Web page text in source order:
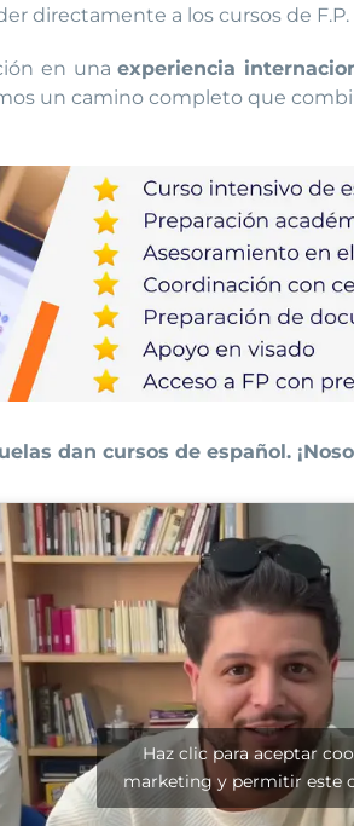
directamente a los cursos de
en unaexperiencia
un camino completo que
dan cursos de español.
Haz clic para aceptar
marketing y permitir este